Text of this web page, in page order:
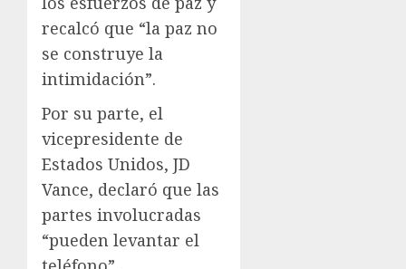
recalcó que “la paz no
se construye la
intimidación”.
Por su parte, el
vicepresidente de
Estados Unidos, JD
Vance, declaró que las
partes involucradas
“pueden levantar el